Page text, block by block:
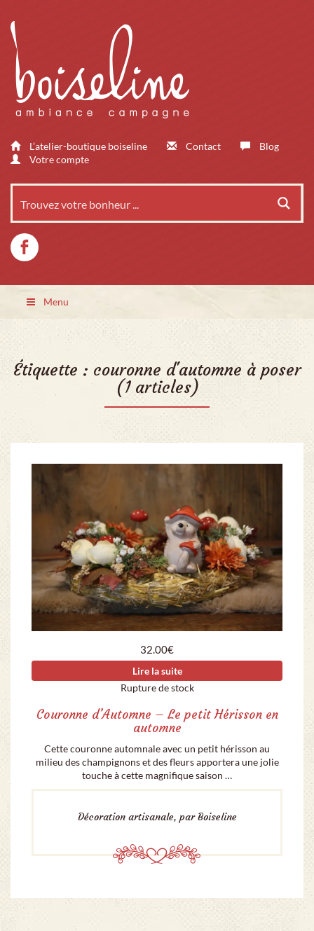
L’atelier-boutique boiseline Contact
Blog
Votre compte
Menu
Étiquette : couronne d'automne à poser
(1 articles)
32.00€
Lire la suite
Rupture de stock
Couronne d’Automne – Le petit Hérisson en
automne
Cette couronne automnale avec un petit hérisson au
milieu des champignons et des fleurs apportera une jolie
touche à cette magnifique saison …
Décoration artisanale, par Boiseline